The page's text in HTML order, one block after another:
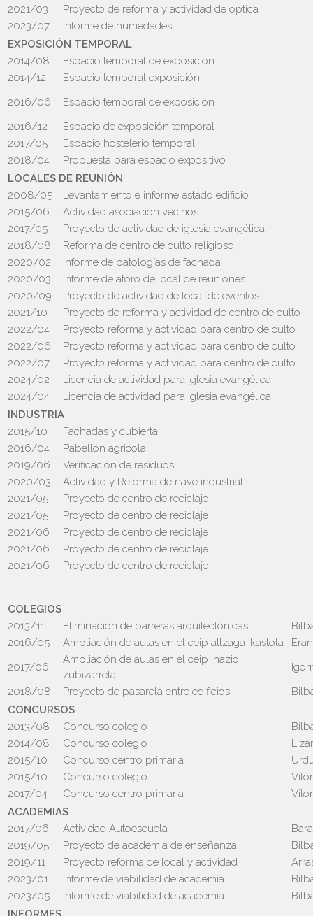
2021/03
Proyecto de reforma y actividad de optica
2023/07
Informe de humedades
EXPOSICIÓN TEMPORAL
2014/08
Espacio temporal de exposición
2014/12
Espacio temporal exposición
2016/06
Espacio temporal de exposición
2016/12
Espacio de exposición temporal
2017/05
Espacio hostelerio temporal
2018/04
Propuesta para espacio expositivo
LOCALES DE REUNIÓN
2008/05
Levantamiento e informe estado edificio
2015/06
Actividad asociación vecinos
2017/05
Proyecto de actividad de iglesia evangélica
2018/08
Reforma de centro de culto religioso
2020/02
Informe de patologías de fachada
2020/03
Informe de aforo de local de reuniones
2020/09
Proyecto de actividad de local de eventos
2021/10
Proyecto de reforma y actividad de centro de culto
2022/04
Proyecto reforma y actividad para centro de culto
2022/06
Proyecto reforma y actividad para centro de culto
2022/07
Proyecto reforma y actividad para centro de culto
2024/02
Licencia de actividad para iglesia evangélica
2024/04
Licencia de actividad para iglesia evangélica
INDUSTRIA
2015/10
Fachadas y cubierta
2016/04
Pabellón agricola
2019/06
Verificación de residuos
2020/03
Actividad y Reforma de nave industrial
2021/05
Proyecto de centro de reciclaje
2021/05
Proyecto de centro de reciclaje
2021/06
Proyecto de centro de reciclaje
2021/06
Proyecto de centro de reciclaje
2021/06
Proyecto de centro de reciclaje
COLEGIOS
2013/11
Eliminación de barreras arquitectónicas
2016/05
Ampliación de aulas en el ceip altzaga ikastola
2017/06
Ampliación de aulas en el ceip inazio
zubizarreta
2018/08
Proyecto de pasarela entre edificios
CONCURSOS
2013/08
Concurso colegio
2014/08
Concurso colegio
2015/10
Concurso centro primaria
2015/10
Concurso colegio
2017/04
Concurso centro primaria
ACADEMIAS
2017/06
Actividad Autoescuela
2019/05
Proyecto de academia de enseñanza
2019/11
Proyecto reforma de local y actividad
2023/01
Informe de viabilidad de academia
2023/05
Informe de viabilidad de academia